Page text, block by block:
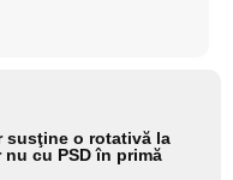
susţine o rotativă la
nu cu PSD în primă